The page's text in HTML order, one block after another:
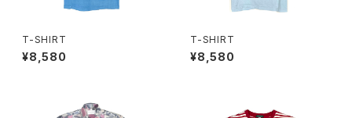
T-SHIRT
¥8,580
T-SHIRT
¥8,580